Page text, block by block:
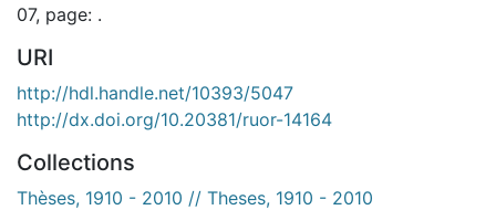
07, page: .
URI
http://hdl.handle.net/10393/5047
http://dx.doi.org/10.20381/ruor-14164
Collections
Thèses, 1910 - 2010 // Theses, 1910 - 2010